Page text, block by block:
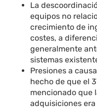
La
equipos no
crecimiento de
costes, a
generalmente
sistemas
Presiones a
hecho de que el
mencionado que
adquisiciones